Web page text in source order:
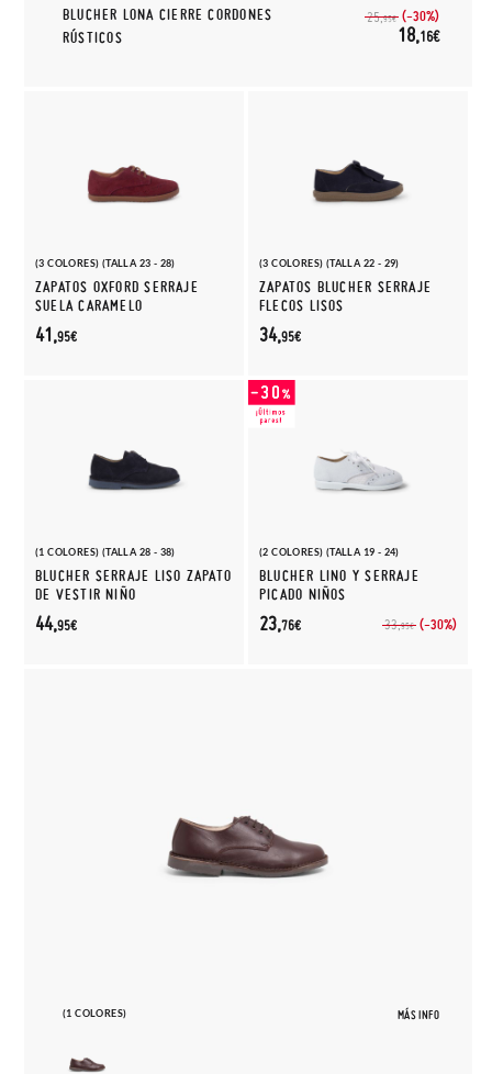
BLUCHER LONA CIERRE CORDONES
RÚSTICOS
25,95€ (-30%)
18,16€
(3 COLORES) (TALLA 23 - 28)
ZAPATOS OXFORD SERRAJE
SUELA CARAMELO
41,95€
(3 COLORES) (TALLA 22 - 29)
ZAPATOS BLUCHER SERRAJE
FLECOS LISOS
34,95€
(1 COLORES) (TALLA 28 - 38)
BLUCHER SERRAJE LISO ZAPATO
DE VESTIR NIÑO
44,95€
(2 COLORES) (TALLA 19 - 24)
BLUCHER LINO Y SERRAJE
PICADO NIÑOS
33,95€ (-30%)
23,76€
(1 COLORES) MÁS INFO